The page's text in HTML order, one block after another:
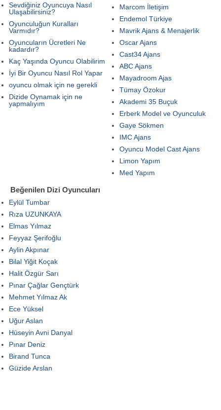
Sevdiğiniz Oyuncuya Nasıl
Ulaşabilirsiniz?
Oyunculuğun Kuralları
Varmıdır?
Oyuncuların Ücretleri Ne
kadardır?
Kaç Yaşında Oyuncu Olabilirim
İyi Bir Oyuncu Nasıl Rol Yapar
oyuncu olmak için ne gerekli
Dizide Oynamak için ne
yapmalıyım
Marcom İletişim
Endemol Türkiye
Mavrik Ajans & Menajerlik
Oscar Ajans
Cast34 Ajans
ABC Ajans
Mayadroom Ajas
Tümay Özokur
Akademi 35 Buçuk
Erberk Model ve Oyunculuk
Gaye Sökmen
IMC Ajans
Oyuncu Model Cast Ajans
Limon Yapım
Med Yapım
Beğenilen Dizi Oyuncuları
Eylül Tumbar
Rıza UZUNKAYA
Elmas Yılmaz
Feyyaz Şerifoğlu
Aylin Akpınar
Bilal Yiğit Koçak
Halit Özgür Sarı
Pınar Çağlar Gençtürk
Mehmet Yılmaz Ak
Ece Yüksel
Uğur Aslan
Hüseyin Avni Danyal
Pınar Deniz
Birand Tunca
Güzide Arslan